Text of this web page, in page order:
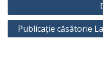
articole
Publicație căsătorie